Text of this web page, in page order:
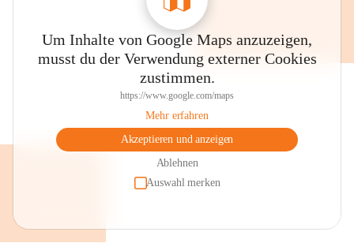
Um Inhalte von Google Maps anzuzeigen,
musst du der Verwendung externer Cookies
zustimmen.
https://www.google.com/maps
Mehr erfahren
Akzeptieren und anzeigen
Ablehnen
Auswahl merken